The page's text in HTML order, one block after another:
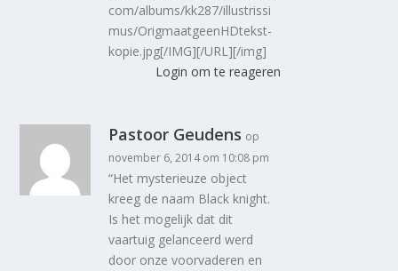
com/albums/kk287/illustrissi
mus/OrigmaatgeenHDtekst-
kopie.jpg[/IMG][/URL][/img]
Login om te reageren
Pastoor Geudens op
november 6, 2014 om 10:08 pm
“Het mysterieuze object
kreeg de naam Black knight.
Is het mogelijk dat dit
vaartuig gelanceerd werd
door onze voorvaderen en